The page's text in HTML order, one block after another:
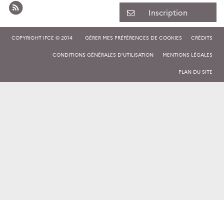
Inscription
COPYRIGHT IFCE © 2014 CRÉDITS
GÉRER MES PRÉFÉRENCES DE COOKIES
MENTIONS LÉGALES
CONDITIONS GÉNÉRALES D'UTILISATION
PLAN DU SITE